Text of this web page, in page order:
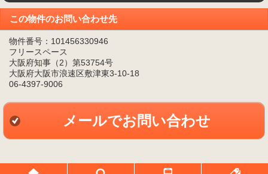
この物件のお問い合わせ先
物件番号：101456330946
フリースペース
大阪府知事（2）第53754号
大阪府大阪市浪速区敷津東3-10-18
06-4397-9006
メールでお問い合わせ